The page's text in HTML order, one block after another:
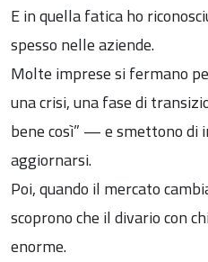
E in quella fatica ho
spesso nelle aziende.
Molte imprese si fermano
una crisi, una fase di
bene così” — e smettono di
aggiornarsi.
Poi, quando il mercato
scoprono che il divario con
enorme.